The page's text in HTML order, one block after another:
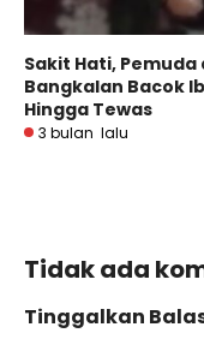
Sakit Hati, Pemuda
Bangkalan Bacok
Hingga Tewas
3 bulan lalu
Tidak ada
Tinggalkan